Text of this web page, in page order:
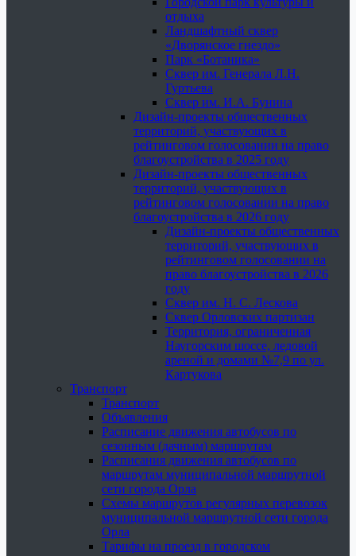
отдыха
Ландшафтный сквер
«Дворянское гнездо»
Парк «Ботаника»
Сквер им. Генерала Л.Н.
Гуртьева
Сквер им. И.А. Бунина
Дизайн-проекты общественных
территорий, участвующих в
рейтинговом голосовании на право
благоустройства в 2025 году
Дизайн-проекты общественных
территорий, участвующих в
рейтинговом голосовании на право
благоустройства в 2026 году
Дизайн-проекты общественных
территорий, участвующих в
рейтинговом голосовании на
право благоустройства в 2026
году
Сквер им. Н. С. Лескова
Сквер Орловских партизан
Территория, ограниченная
Наугорским шоссе, ледовой
ареной и домами №7,9 по ул.
Картукова
Транспорт
Транспорт
Объявления
Расписание движения автобусов по
сезонным (дачным) маршрутам
Расписания движения автобусов по
маршрутам муниципальной маршрутной
сети города Орла
Схемы маршрутов регулярных перевозок
муниципальной маршрутной сети города
Орла
Тарифы на проезд в городском